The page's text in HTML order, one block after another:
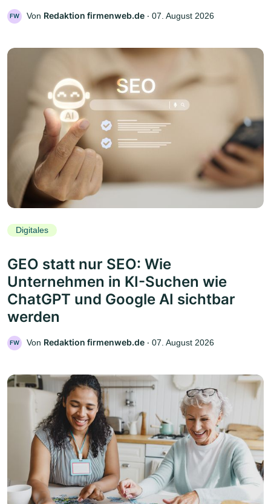
FW Von Redaktion firmenweb.de ‧ 07. August 2026
Digitales
GEO statt nur SEO: Wie
Unternehmen in KI-Suchen wie
ChatGPT und Google AI sichtbar
werden
FW Von Redaktion firmenweb.de ‧ 07. August 2026